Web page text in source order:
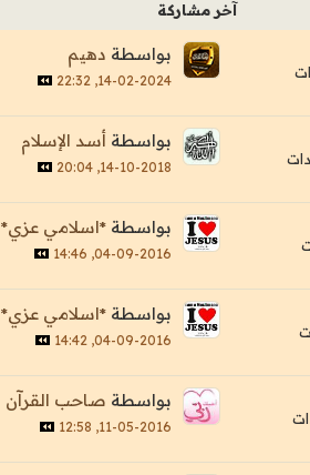
آخر مشاركة
بواسطة دهيم
14-02-2024, 22:32
بواسطة أسد الإسلام
14-10-2018, 20:04
بواسطة*اسلامي عزي*
04-09-2016, 14:46
بواسطة*اسلامي عزي*
04-09-2016, 14:42
بواسطة صاحب القرآن
11-05-2016, 12:58